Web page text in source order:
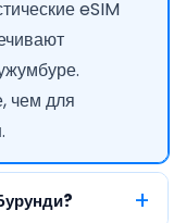
eSIM
чем для